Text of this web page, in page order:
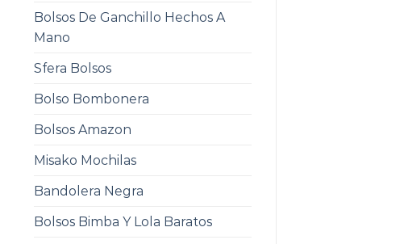
Bolsos De Ganchillo Hechos A
Mano
Sfera Bolsos
Bolso Bombonera
Bolsos Amazon
Misako Mochilas
Bandolera Negra
Bolsos Bimba Y Lola Baratos